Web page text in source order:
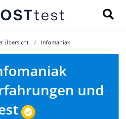
Übersicht Infomaniak
und